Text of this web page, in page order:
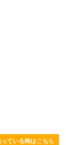
ている時はこちら